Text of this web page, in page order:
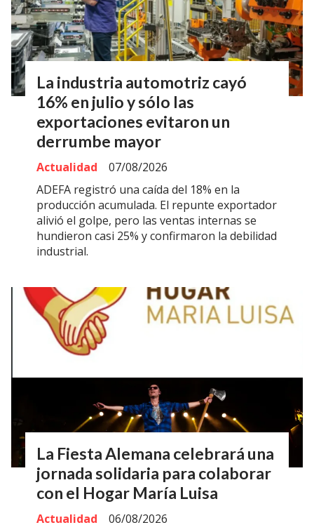
La industria automotriz cayó
16% en julio y sólo las
exportaciones evitaron un
derrumbe mayor
Actualidad
07/08/2026
ADEFA registró una caída del 18% en la
producción acumulada. El repunte exportador
alivió el golpe, pero las ventas internas se
hundieron casi 25% y confirmaron la debilidad
industrial.
La Fiesta Alemana celebrará una
jornada solidaria para colaborar
con el Hogar María Luisa
Actualidad
06/08/2026